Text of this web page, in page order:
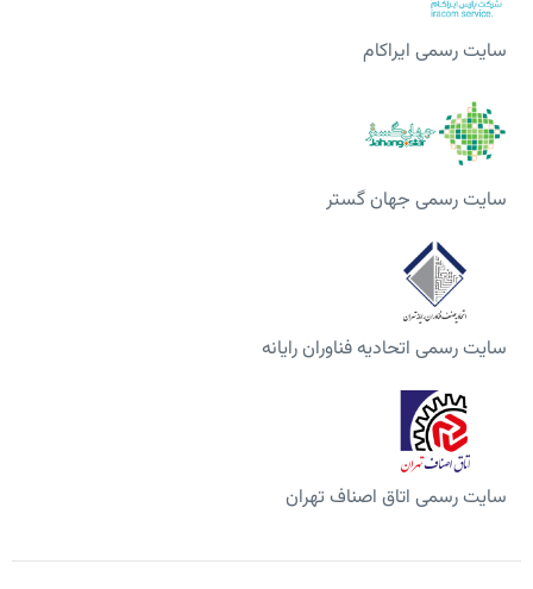
سایت رسمی ایراکام
سایت رسمی جهان گستر
سایت رسمی اتحادیه فناوران رایانه
سایت رسمی اتاق اصناف تهران